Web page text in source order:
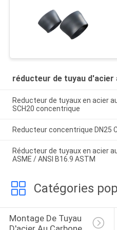
réducteur de tuyau d'acier
Reducteur de tuyaux en acier
SCH20 concentrique
Reducteur concentrique DN25
Réducteur de tuyaux en acier
ASME / ANSI B16.9 ASTM
Catégories
Montage De Tuyau